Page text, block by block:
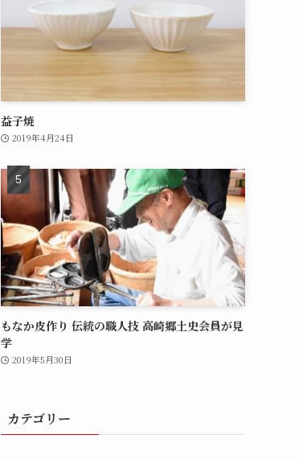
益子焼
2019年4月24日
もなか皮作り 伝統の職人技 高崎郷土史会員が見
学
2019年5月30日
カテゴリー